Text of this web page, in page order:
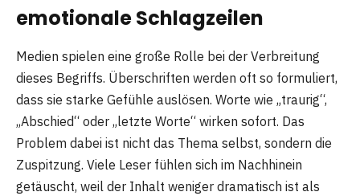
emotionale Schlagzeilen
Medien spielen eine große Rolle bei der Verbreitung
dieses Begriffs. Überschriften werden oft so formuliert,
dass sie starke Gefühle auslösen. Worte wie „traurig“,
„Abschied“ oder „letzte Worte“ wirken sofort. Das
Problem dabei ist nicht das Thema selbst, sondern die
Zuspitzung. Viele Leser fühlen sich im Nachhinein
getäuscht, weil der Inhalt weniger dramatisch ist als